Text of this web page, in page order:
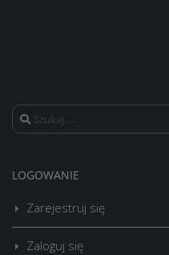
Szukaj:
LOGOWANIE
Zarejestruj się
Zaloguj się